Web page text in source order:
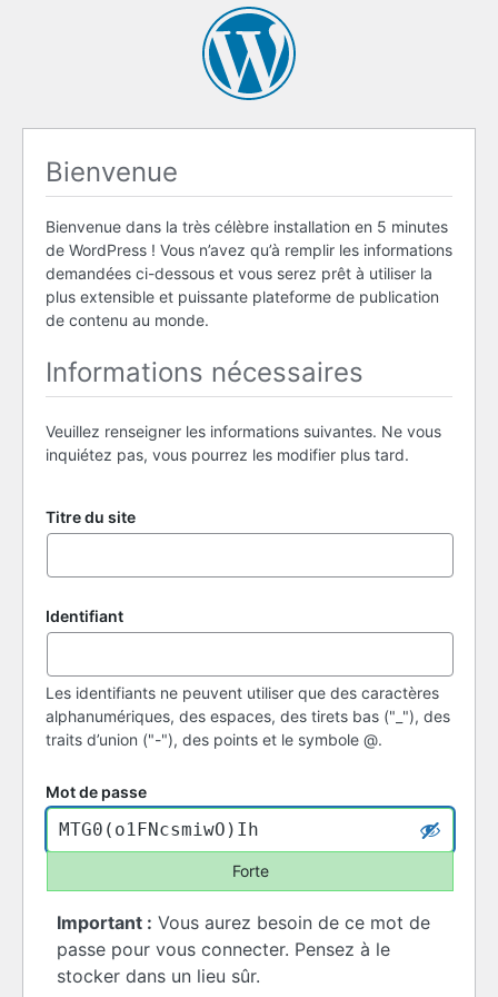
Bienvenue
Bienvenue dans la très célèbre installation en 5 minutes
de WordPress ! Vous n’avez qu’à remplir les informations
demandées ci-dessous et vous serez prêt à utiliser la
plus extensible et puissante plateforme de publication
de contenu au monde.
Informations nécessaires
Veuillez renseigner les informations suivantes. Ne vous
inquiétez pas, vous pourrez les modifier plus tard.
Titre du site
Identifiant
Les identifiants ne peuvent utiliser que des caractères
alphanumériques, des espaces, des tirets bas ("_"), des
traits d’union ("-"), des points et le symbole @.
Mot de passe
Forte
Important : Vous aurez besoin de ce mot de
passe pour vous connecter. Pensez à le
stocker dans un lieu sûr.